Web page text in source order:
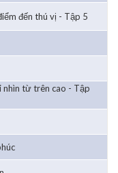
đến thú vị - Tập 5
nhìn từ trên cao - Tập